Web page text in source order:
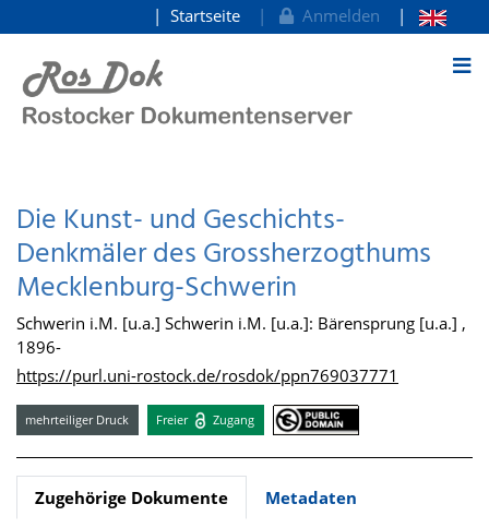
zum Inhalt
Startseite Anmelden
Die Kunst- und Geschichts-
Denkmäler des Grossherzogthums
Mecklenburg-Schwerin
Schwerin i.M. [u.a.] Schwerin i.M. [u.a.]: Bärensprung [u.a.] ,
1896-
https://purl.uni-rostock.de/rosdok/ppn769037771
mehrteiliger Druck Freier Zugang
Zugehörige Dokumente
Metadaten